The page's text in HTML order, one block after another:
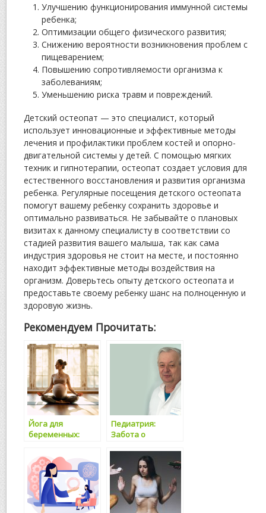
Улучшению функционирования иммунной системы
ребенка;
Оптимизации общего физического развития;
Снижению вероятности возникновения проблем с
пищеварением;
Повышению сопротивляемости организма к
заболеваниям;
Уменьшению риска травм и повреждений.
Детский остеопат — это специалист, который
использует инновационные и эффективные методы
лечения и профилактики проблем костей и опорно-
двигательной системы у детей. С помощью мягких
техник и гипнотерапии, остеопат создает условия для
естественного восстановления и развития организма
ребенка. Регулярные посещения детского остеопата
помогут вашему ребенку сохранить здоровье и
оптимально развиваться. Не забывайте о плановых
визитах к данному специалисту в соответствии со
стадией развития вашего малыша, так как сама
индустрия здоровья не стоит на месте, и постоянно
находит эффективные методы воздействия на
организм. Доверьтесь опыту детского остеопата и
предоставьте своему ребенку шанс на полноценную и
здоровую жизнь.
Рекомендуем Прочитать:
Йога для
беременных:
здоровье мамы и
будущего
ребенка
Педиатрия:
Забота о